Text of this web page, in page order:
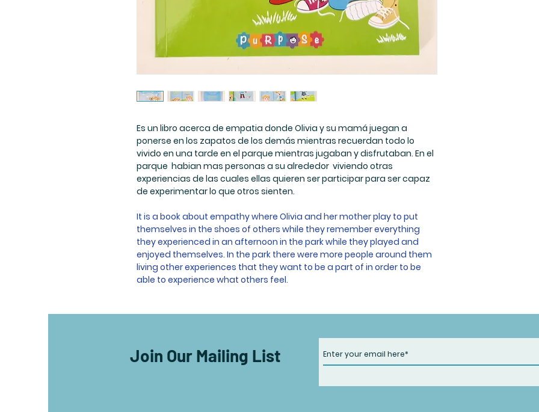
Es un libro acerca de empatia donde Olivia y su mamá juegan a
ponerse en los zapatos de los demás mientras recuerdan todo lo
vivido en una tarde en el parque mientras jugaban y disfrutaban. En el
parque habian mas personas a su alrededor viviendo otras
experiencias de las cuales ellas quieren ser participar para ser capaz
de experimentar lo que otros sienten.
It is a book about empathy where Olivia and her mother play to put
themselves in the shoes of others while they remember everything
they experienced in an afternoon in the park while they played and
enjoyed themselves. In the park there were more people around them
living other experiences that they want to be a part of in order to be
able to experience what others feel.
Join Our Mailing List